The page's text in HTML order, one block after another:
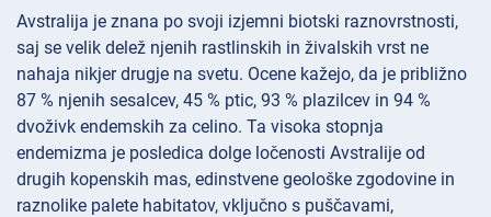
Avstralija je znana po svoji izjemni biotski raznovrstnosti,
saj se velik delež njenih rastlinskih in živalskih vrst ne
nahaja nikjer drugje na svetu. Ocene kažejo, da je približno
87 % njenih sesalcev, 45 % ptic, 93 % plazilcev in 94 %
dvoživk endemskih za celino. Ta visoka stopnja
endemizma je posledica dolge ločenosti Avstralije od
drugih kopenskih mas, edinstvene geološke zgodovine in
raznolike palete habitatov, vključno s puščavami,